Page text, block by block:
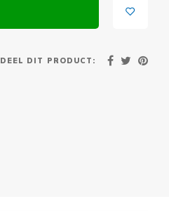
DEEL DIT PRODUCT: